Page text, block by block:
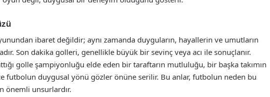
ibaret değildir; aynı zamanda duyguların, hayallerin ve umutların
Son dakika golleri, genellikle büyük bir sevinç veya acı ile sonuçlanır.
golle şampiyonluğu elde eden bir taraftarın mutluluğu, bir başka takımın
futbolun duygusal yönü gözler önüne serilir. Bu anlar, futbolun neden bu
önemli unsurlardır.